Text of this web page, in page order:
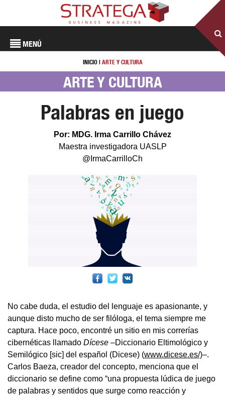
MENÚ
INICIO| ARTE Y CULTURA
ARTE Y CULTURA
Palabras en juego
Por: MDG. Irma Carrillo Chávez
Maestra investigadora UASLP
@IrmaCarrilloCh
No cabe duda, el estudio del lenguaje es apasionante, y
aunque disto mucho de ser filóloga, el tema siempre me
captura. Hace poco, encontré un sitio en mis correrías
cibernéticas llamado Dícese –Diccionario Eltimológico y
Semilógico [sic] del español (Dicese) (www.dicese.es/)–.
Carlos Baeza, creador del concepto, menciona que el
diccionario se define como “una propuesta lúdica de juego
de palabras y sentidos que surge como reacción y